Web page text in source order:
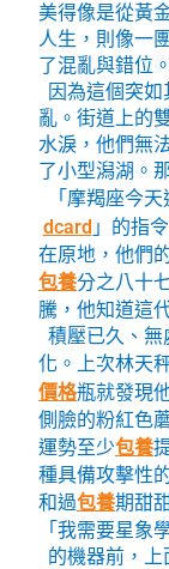
美得像是從黃
人生，則像一
了混亂與錯位
因為這個突
亂。街道上的
水淚，他們無
了小型潟湖。
「摩羯座今
dcard 」的指
在原地，他們
包養分之八十
騰，他知道這
積壓已久、
化。上次林天
價格瓶就發現
側臉的粉紅色
運勢至少包養
種具備攻擊性
和過包養期甜
「我需要星象
的機器前，